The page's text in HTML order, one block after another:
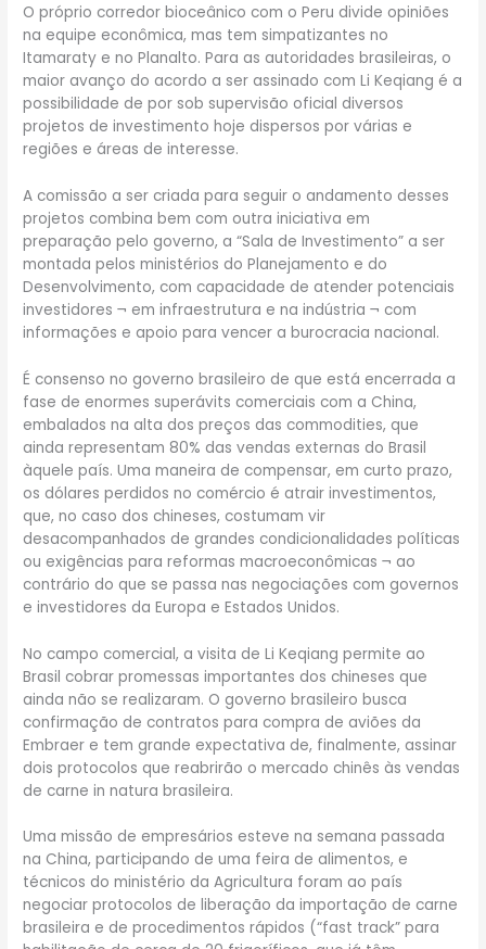
O próprio corredor bioceânico com o Peru divide opiniões
na equipe econômica, mas tem simpatizantes no
Itamaraty e no Planalto. Para as autoridades brasileiras, o
maior avanço do acordo a ser assinado com Li Keqiang é a
possibilidade de por sob supervisão oficial diversos
projetos de investimento hoje dispersos por várias e
regiões e áreas de interesse.
A comissão a ser criada para seguir o andamento desses
projetos combina bem com outra iniciativa em
preparação pelo governo, a “Sala de Investimento” a ser
montada pelos ministérios do Planejamento e do
Desenvolvimento, com capacidade de atender potenciais
investidores ¬ em infraestrutura e na indústria ¬ com
informações e apoio para vencer a burocracia nacional.
É consenso no governo brasileiro de que está encerrada a
fase de enormes superávits comerciais com a China,
embalados na alta dos preços das commodities, que
ainda representam 80% das vendas externas do Brasil
àquele país. Uma maneira de compensar, em curto prazo,
os dólares perdidos no comércio é atrair investimentos,
que, no caso dos chineses, costumam vir
desacompanhados de grandes condicionalidades políticas
ou exigências para reformas macroeconômicas ¬ ao
contrário do que se passa nas negociações com governos
e investidores da Europa e Estados Unidos.
No campo comercial, a visita de Li Keqiang permite ao
Brasil cobrar promessas importantes dos chineses que
ainda não se realizaram. O governo brasileiro busca
confirmação de contratos para compra de aviões da
Embraer e tem grande expectativa de, finalmente, assinar
dois protocolos que reabrirão o mercado chinês às vendas
de carne in natura brasileira.
Uma missão de empresários esteve na semana passada
na China, participando de uma feira de alimentos, e
técnicos do ministério da Agricultura foram ao país
negociar protocolos de liberação da importação de carne
brasileira e de procedimentos rápidos (“fast track” para